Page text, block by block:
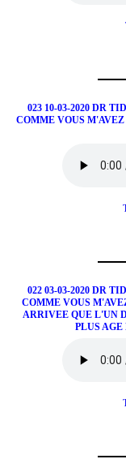
023 10-03-2020 DR
COMME VOUS
022 03-03-2020 DR
COMME VOUS
ARRIVEE QUE L'UN
PLUS